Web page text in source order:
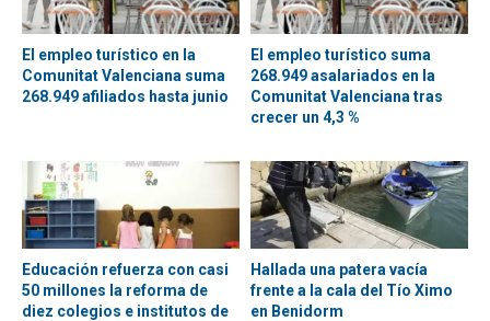
El empleo turístico en la
Comunitat Valenciana suma
268.949 afiliados hasta junio
El empleo turístico suma
268.949 asalariados en la
Comunitat Valenciana tras
crecer un 4,3 %
Educación refuerza con casi
50 millones la reforma de
diez colegios e institutos de
Hallada una patera vacía
frente a la cala del Tío Ximo
en Benidorm